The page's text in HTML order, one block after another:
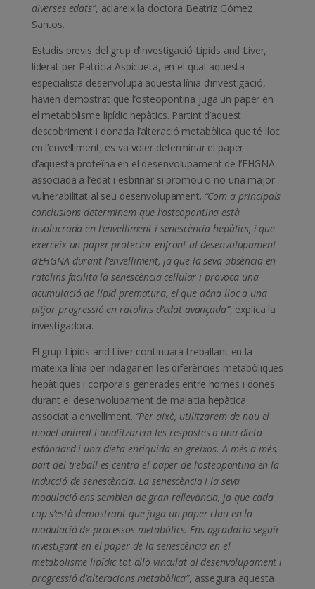
diverses edats”, aclareix la doctora Beatriz Gómez
Santos.
Estudis previs del grup d’investigació Lipids and Liver,
liderat per Patricia Aspicueta, en el qual aquesta
especialista desenvolupa aquesta línia d’investigació,
havien demostrat que l’osteopontina juga un paper en
el metabolisme lipídic hepàtics. Partint d’aquest
descobriment i donada l’alteració metabòlica que té lloc
en l’envelliment, es va voler determinar el paper
d’aquesta proteïna en el desenvolupament de l’EHGNA
associada a l’edat i esbrinar si promou o no una major
vulnerabilitat al seu desenvolupament. “Com a principals
conclusions determinem que l’osteopontina està
involucrada en l’envelliment i senescència hepàtics, i que
exerceix un paper protector enfront al desenvolupament
d’EHGNA durant l’envelliment, ja que la seva absència en
ratolins facilita la senescència cel·lular i provoca una
acumulació de lípid prematura, el que dóna lloc a una
pitjor progressió en ratolins d’edat avançada”, explica la
investigadora.
El grup Lipids and Liver continuarà treballant en la
mateixa línia per indagar en les diferències metabòliques
hepàtiques i corporals generades entre homes i dones
durant el desenvolupament de malaltia hepàtica
associat a envelliment. “Per això, utilitzarem de nou el
model animal i analitzarem les respostes a una dieta
estàndard i una dieta enriquida en greixos. A més a més,
part del treball es centra el paper de l’osteopontina en la
inducció de senescència. La senescència i la seva
modulació ens semblen de gran rellevància, ja que cada
cop s’està demostrant que juga un paper clau en la
modulació de processos metabòlics. Ens agradaria seguir
investigant en el paper de la senescència en el
metabolisme lipídic tot allò vinculat al desenvolupament i
progressió d’alteracions metabòlica”, assegura aquesta